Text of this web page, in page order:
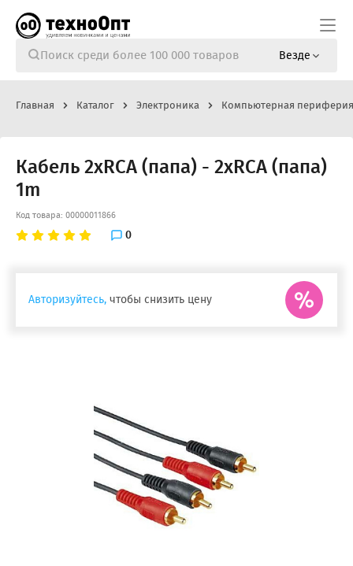
Везде
Главная Каталог Электроника Компьютерная периферия
Кабель 2xRCA (папа) - 2xRCA (папа)
1m
Код товара: 00000011866
0
Авторизуйтесь, чтобы снизить цену